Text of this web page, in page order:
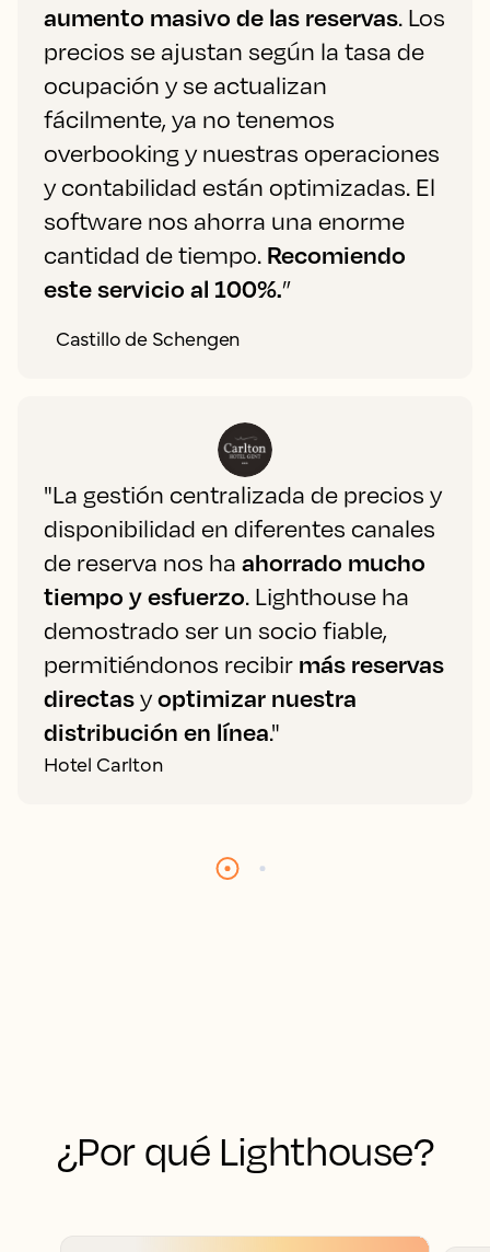
aumento masivo de las reservas. Los
precios se ajustan según la tasa de
ocupación y se actualizan
fácilmente, ya no tenemos
overbooking y nuestras operaciones
y contabilidad están optimizadas. El
software nos ahorra una enorme
cantidad de tiempo. Recomiendo
este servicio al 100%.”
Castillo de Schengen
"La gestión centralizada de precios y
disponibilidad en diferentes canales
de reserva nos ha ahorrado mucho
tiempo y esfuerzo. Lighthouse ha
demostrado ser un socio fiable,
permitiéndonos recibir más reservas
directasyoptimizar nuestra
distribución en línea."
Hotel Carlton
¿Por qué Lighthouse?